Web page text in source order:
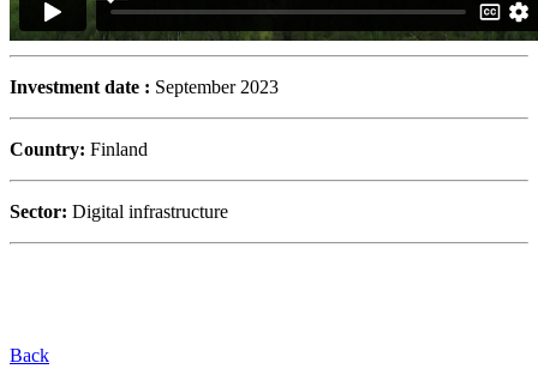
Investment date : September 2023
Country: Finland
Sector: Digital infrastructure
Back